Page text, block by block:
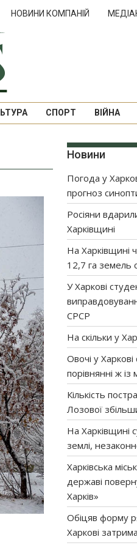
НОВИНИ КОМПАНІЙ
СПОРТ ВІЙНА
Новини
Погода у
прогноз
Росіяни
Харківщині
На Харківщині
12,7 га земель
У Харкові
СРСР
На скільки у
Овочі у
порівнянні ж
Кількість
Лозової
На Харківщині
землі,
Харківська
державі
Харків»
Обіцяв форму
Харкові